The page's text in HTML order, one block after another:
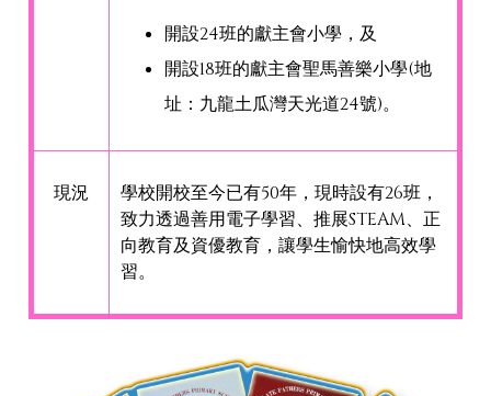
開設24班的獻主會小學，及
開設18班的獻主會聖馬善樂小學(地
址：九龍土瓜灣天光道24號)。
現況
學校開校至今已有50年，現時設有26班，
致力透過善用電子學習、推展STEAM、正
向教育及資優教育，讓學生愉快地高效學
習。